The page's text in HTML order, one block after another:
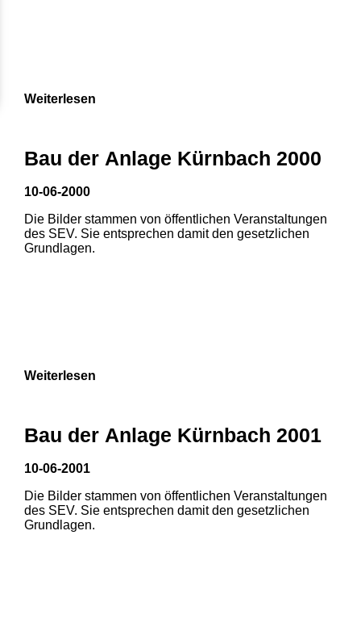
Weiterlesen
Bau der Anlage Kürnbach 2000
10-06-2000
Die Bilder stammen von öffentlichen Veranstaltungen
des SEV. Sie entsprechen damit den gesetzlichen
Grundlagen.
Weiterlesen
Bau der Anlage Kürnbach 2001
10-06-2001
Die Bilder stammen von öffentlichen Veranstaltungen
des SEV. Sie entsprechen damit den gesetzlichen
Grundlagen.